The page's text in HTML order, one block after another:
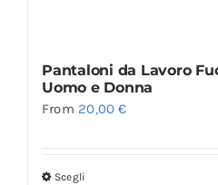
Pantaloni da Lavoro
Uomo e Donna
From 20,00€
Scegli